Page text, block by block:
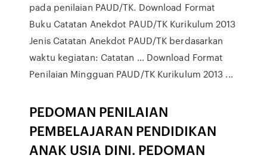
pada penilaian PAUD/TK. Download Format
Buku Catatan Anekdot PAUD/TK Kurikulum 2013
Jenis Catatan Anekdot PAUD/TK berdasarkan
waktu kegiatan: Catatan … Download Format
Penilaian Mingguan PAUD/TK Kurikulum 2013 ...
PEDOMAN PENILAIAN
PEMBELAJARAN PENDIDIKAN
ANAK USIA DINI. PEDOMAN